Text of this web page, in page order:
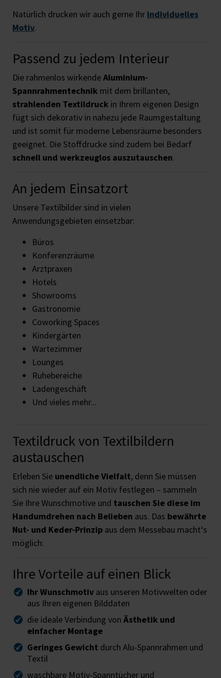
Natürlich drucken wir auch gerne Ihr individuelles
Motiv.
Passend zu jedem Interieur
Die rahmenlos wirkendeAluminium-
Spannrahmentechnik mit dem brillanten,
strahlenden Textildruck in Ihrem eigenen Design
fügt sich dekorativ in nahezu jede Raumgestaltung
und ist somit für moderne Lebensräume besonders
geeignet. Die Stoffdrucke sind zudem bei Bedarf
schnell und werkzeuglos auszutauschen.
An jedem Einsatzort
Unsere Textilbilder sind in vielen
Anwendungsgebieten einsetzbar:
Büros
Konferenzräume
Arztpraxen
Hotels
Showrooms
Gastronomie
Coworking Spaces
Kindergärten
Wartezimmer
Lounges
Ruhebereiche
Ladengeschäft
Und vieles mehr...
Textildruck von Textilbildern
austauschen
Erleben Sie unendliche Vielfalt, denn Sie müssen
sich nie wieder auf ein Motiv festlegen – sammeln
Sie Ihre Wunschmotive und tauschen Sie diese im
Handumdrehen nach Belieben aus. Das bewährte
Nut- und Keder-Prinzip aus dem Messebau macht‘s
möglich:
Ihre Vorteile auf einen Blick
Ihr Wunschmotiv aus unseren Motivwelten oder
aus Ihren eigenen Bilddaten
die ideale Verbindung von Ästhetik und
einfacher Montage
Geringes Gewicht durch Alu-Spannrahmen und
Textil
waschbare Motiv-Spanntücher und